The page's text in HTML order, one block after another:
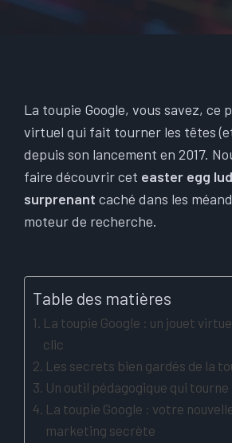
La toupie Google, vous savez, ce
virtuel qui fait tourner les têtes
depuis son lancement en 2017.
faire découvrir cet easter egg
surprenant caché dans les
moteur de recherche.
Table des matières
La toupie Google : un jouet
clic
Les secrets bien gardés de la
Un outil pédagogique qui tourne
La toupie Google : votre
marketing secrète